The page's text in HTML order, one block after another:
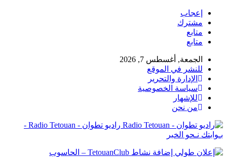
إعجاب
مشترك
متابع
متابع
الجمعة, أغسطس 7, 2026
للنشر في الموقع
الإدارة والتحرير
سياسة الخصوصية
للإشهار
من نحن
راديو تطوان - Radio Tetouan -
بـوابتك نـحو الخبر